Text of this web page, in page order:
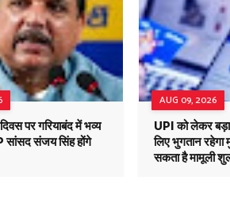
पर गरियाबंद में भव्य
संजय सिंह होंगे
AUG 09, 2026
UPI को लेकर
लिए भुगतान रहेगा
सकता है मामूली